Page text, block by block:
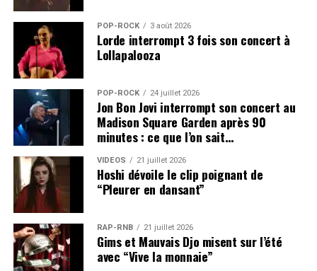
POP-ROCK 3 août 2026
Lorde interrompt 3 fois son concert à
Lollapalooza
POP-ROCK 24 juillet 2026
Jon Bon Jovi interrompt son concert au
Madison Square Garden après 90
minutes : ce que l’on sait…
VIDEOS 21 juillet 2026
Hoshi dévoile le clip poignant de
“Pleurer en dansant”
RAP-RNB 21 juillet 2026
Gims et Mauvais Djo misent sur l’été
avec “Vive la monnaie”